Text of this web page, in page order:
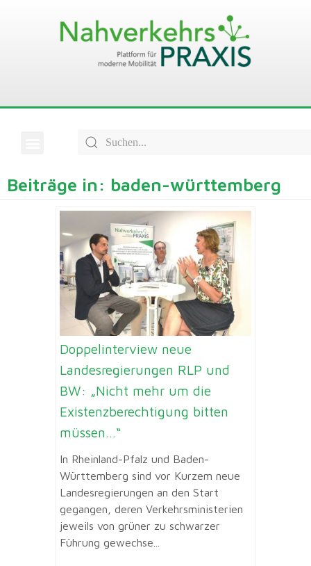
Beiträge in: baden-württemberg
Doppelinterview neue
Landesregierungen RLP und
BW: „Nicht mehr um die
Existenzberechtigung bitten
müssen…“
In Rheinland-Pfalz und Baden-
Württemberg sind vor Kurzem neue
Landesregierungen an den Start
gegangen, deren Verkehrsministerien
jeweils von grüner zu schwarzer
Führung gewechse...